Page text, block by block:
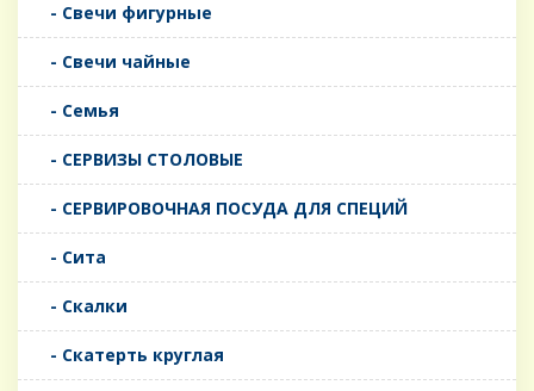
- Свечи фигурные
- Свечи чайные
- Семья
- СЕРВИЗЫ СТОЛОВЫЕ
- СЕРВИРОВОЧНАЯ ПОСУДА ДЛЯ СПЕЦИЙ
- Сита
- Скалки
- Скатерть круглая